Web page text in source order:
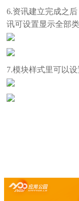
6.资讯建立完成之
讯可设置显示全部
7.模块样式里可以